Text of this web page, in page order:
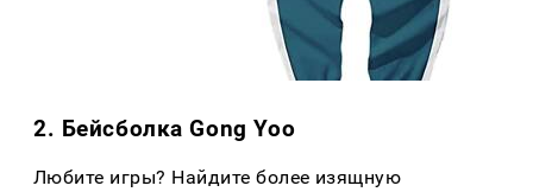
2. Бейсболка Gong Yoo
Любите игры? Найдите более изящную